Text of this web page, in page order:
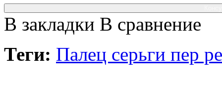
В закладки В сравнение
Теги: Палец серьги пер